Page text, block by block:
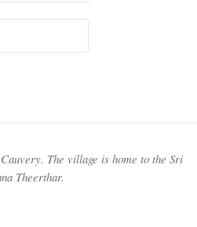
The village is home to the Sri
Theerthar.